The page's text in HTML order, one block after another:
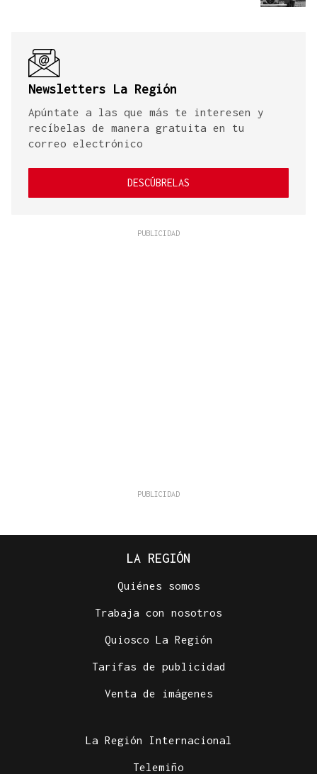
Newsletters La Región
Apúntate a las que más te interesen y
recíbelas de manera gratuita en tu
correo electrónico
DESCÚBRELAS
LA REGIÓN
Quiénes somos
Trabaja con nosotros
Quiosco La Región
Tarifas de publicidad
Venta de imágenes
La Región Internacional
Telemiño